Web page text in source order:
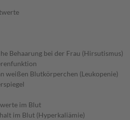
Behaarung bei der Frau (Hirsutismus)
weißen Blutkörperchen (Leukopenie)
im Blut
im Blut (Hyperkaliämie)